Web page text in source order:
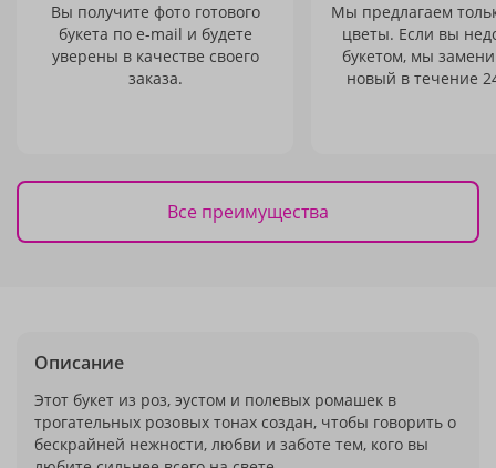
Вы получите фото готового
букета по e-mail и будете
уверены в качестве своего
заказа.
Мы предлагаем
цветы. Если вы
букетом, мы
новый в течение
Все преимущества
Описание
Этот букет из роз, эустом и полевых ромашек в
трогательных розовых тонах создан, чтобы говорить о
бескрайней нежности, любви и заботе тем, кого вы